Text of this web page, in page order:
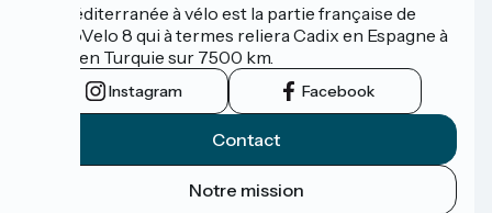
La Méditerranée à vélo est la partie française de
l'EuroVelo 8 qui à termes reliera Cadix en Espagne à
Izmir en Turquie sur 7500 km.
Instagram Facebook
Contact
Notre mission